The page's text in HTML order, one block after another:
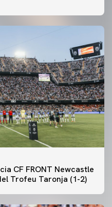
CF FRONT Newcastle
Trofeu Taronja (1-2)